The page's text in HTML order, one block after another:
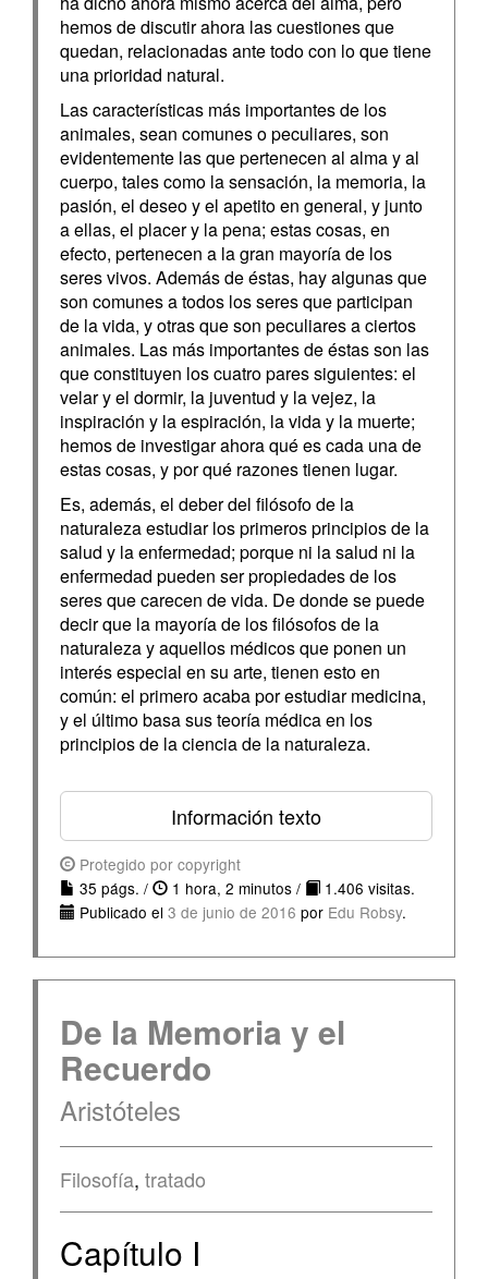
hemos de discutir ahora las cuestiones que
quedan, relacionadas ante todo con lo que tiene
una prioridad natural.
Las características más importantes de los
animales, sean comunes o peculiares, son
evidentemente las que pertenecen al alma y al
cuerpo, tales como la sensación, la memoria, la
pasión, el deseo y el apetito en general, y junto
a ellas, el placer y la pena; estas cosas, en
efecto, pertenecen a la gran mayoría de los
seres vivos. Además de éstas, hay algunas que
son comunes a todos los seres que participan
de la vida, y otras que son peculiares a ciertos
animales. Las más importantes de éstas son las
que constituyen los cuatro pares siguientes: el
velar y el dormir, la juventud y la vejez, la
inspiración y la espiración, la vida y la muerte;
hemos de investigar ahora qué es cada una de
estas cosas, y por qué razones tienen lugar.
Es, además, el deber del filósofo de la
naturaleza estudiar los primeros principios de la
salud y la enfermedad; porque ni la salud ni la
enfermedad pueden ser propiedades de los
seres que carecen de vida. De donde se puede
decir que la mayoría de los filósofos de la
naturaleza y aquellos médicos que ponen un
interés especial en su arte, tienen esto en
común: el primero acaba por estudiar medicina,
y el último basa sus teoría médica en los
principios de la ciencia de la naturaleza.
Información texto
Protegido por copyright
35 págs. /
1 hora, 2 minutos /
1.406 visitas.
Publicado el 3 de junio de 2016 por Edu Robsy.
De la Memoria y el
Recuerdo
Aristóteles
Filosofía, tratado
Capítulo I